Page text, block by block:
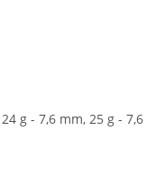
g - 7,6 mm, 25 g - 7,6